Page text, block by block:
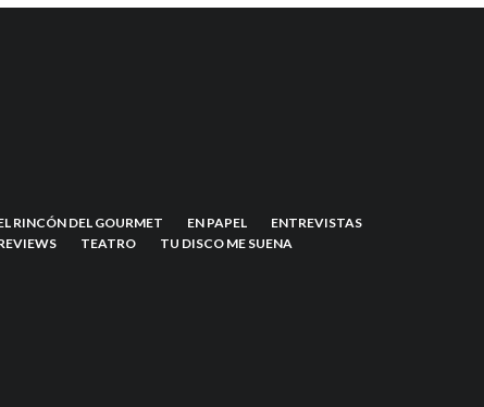
RINCÓN DEL GOURMET EN PAPEL
ENTREVISTAS
TEATRO TU DISCO ME SUENA